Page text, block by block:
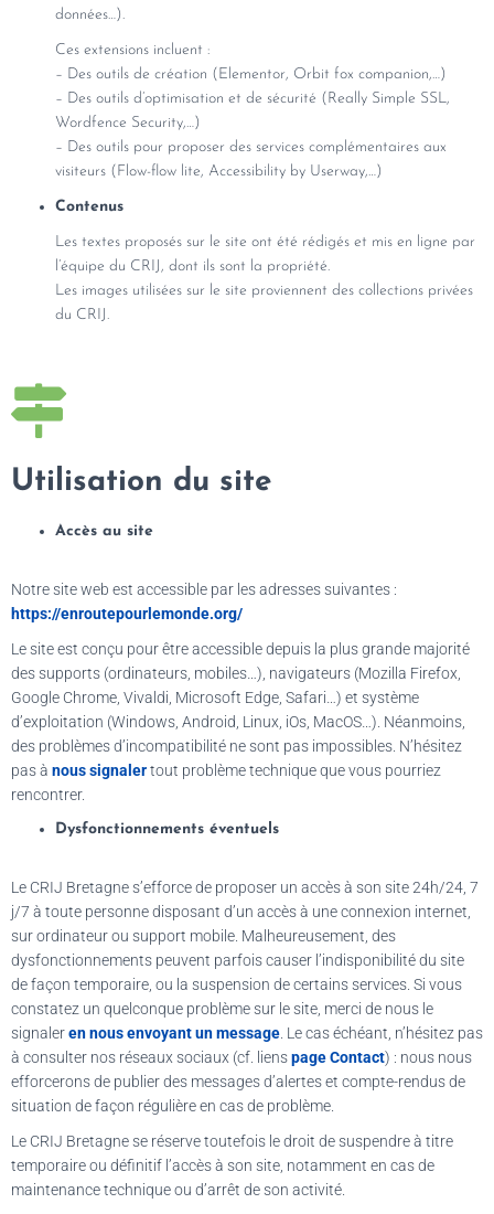
données…).
Ces extensions incluent :
– Des outils de création (Elementor, Orbit fox companion,…)
– Des outils d’optimisation et de sécurité (Really Simple SSL,
Wordfence Security,…)
– Des outils pour proposer des services complémentaires aux
visiteurs (Flow-flow lite, Accessibility by Userway,…)
Contenus
Les textes proposés sur le site ont été rédigés et mis en ligne par
l’équipe du CRIJ, dont ils sont la propriété.
Les images utilisées sur le site proviennent des collections privées
du CRIJ.
Utilisation du site
Accès au site
Notre site web est accessible par les adresses suivantes :
https://enroutepourlemonde.org/
Le site est conçu pour être accessible depuis la plus grande majorité
des supports (ordinateurs, mobiles…), navigateurs (Mozilla Firefox,
Google Chrome, Vivaldi, Microsoft Edge, Safari…) et système
d’exploitation (Windows, Android, Linux, iOs, MacOS…). Néanmoins,
des problèmes d’incompatibilité ne sont pas impossibles. N’hésitez
pas à nous signalertout problème technique que vous pourriez
rencontrer.
Dysfonctionnements éventuels
Le CRIJ Bretagne s’efforce de proposer un accès à son site 24h/24, 7
j/7 à toute personne disposant d’un accès à une connexion internet,
sur ordinateur ou support mobile. Malheureusement, des
dysfonctionnements peuvent parfois causer l’indisponibilité du site
de façon temporaire, ou la suspension de certains services. Si vous
constatez un quelconque problème sur le site, merci de nous le
signaleren nous envoyant un message . Le cas échéant, n’hésitez pas
à consulter nos réseaux sociaux (cf. lienspage Contact) : nous nous
efforcerons de publier des messages d’alertes et compte-rendus de
situation de façon régulière en cas de problème.
Le CRIJ Bretagne se réserve toutefois le droit de suspendre à titre
temporaire ou définitif l’accès à son site, notamment en cas de
maintenance technique ou d’arrêt de son activité.